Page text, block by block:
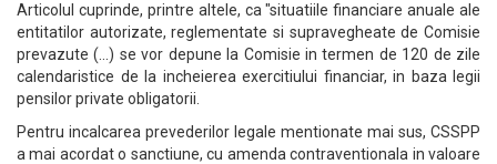
Articolul cuprinde, printre altele, ca "situatiile financiare anuale ale
entitatilor autorizate, reglementate si supravegheate de Comisie
prevazute (...) se vor depune la Comisie in termen de 120 de zile
calendaristice de la incheierea exercitiului financiar, in baza legii
pensilor private obligatorii.
Pentru incalcarea prevederilor legale mentionate mai sus, CSSPP
a mai acordat o sanctiune, cu amenda contraventionala in valoare